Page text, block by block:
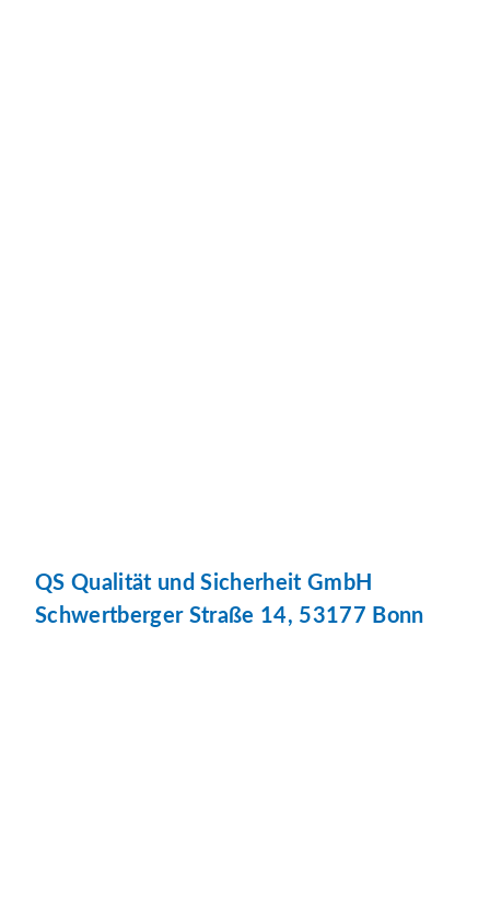
QS Qualität und Sicherheit GmbH
Schwertberger Straße 14, 53177 Bonn